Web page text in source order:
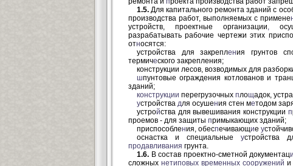
1.5. Для капитального ремонта зданий с
производства работ, выполняемых с примене
устройств, проектные организации,
разрабатывать рабочие чертежи этих
относятся:
устройства для закрепления грунтов
термического закрепления;
конструкции лесов, возводимых для
шпунтовые ограждения котлованов и
зданий;
конструкции перегрузочных площадок,
устройства для осушения стен методом
устройства для вывешивания конструкции п
проемов - для защиты примыкающих зданий;
приспособления, обеспечивающие у
оснастка и специальные устройства
продавливания грунта.
1.6. В состав проектно-сметной документаци
сложных нетиповых временных сооружений и